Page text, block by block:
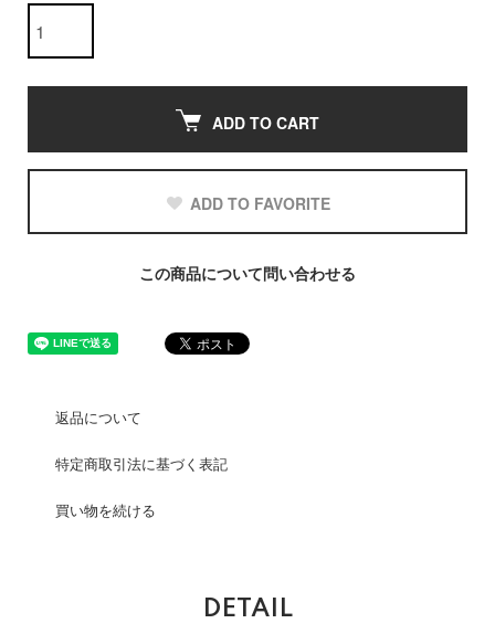
ADD TO CART
ADD TO FAVORITE
この商品について問い合わせる
返品について
特定商取引法に基づく表記
買い物を続ける
DETAIL